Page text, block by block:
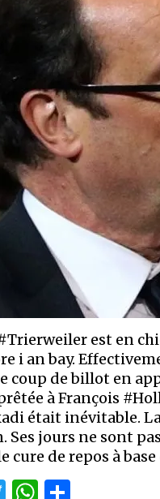
est en
i an bay.
coup de billot en
à François
était inévitable.
Ses jours ne sont
cure de repos à
Twitter
WhatsApp